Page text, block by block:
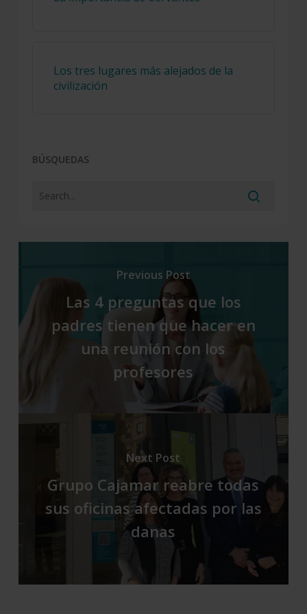
Los tres lugares más alejados de la
civilización
BÚSQUEDAS
Previous Post
Las 4 preguntas que los
padres tienen que hacer en
una reunión con los
profesores
Next Post
Grupo Cajamar reabre todas
sus oficinas afectadas por las
danas